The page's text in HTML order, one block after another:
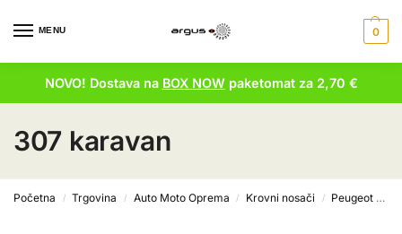
MENU 0
NOVO! Dostava na BOX NOWpaketomat za 2,70 €
307 karavan
Početna / Trgovina / Auto Moto Oprema / Krovni nosači / Peugeot krovni nosači